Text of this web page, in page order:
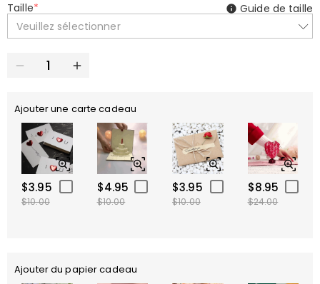
Taille*
Veuillez sélectionner
Guide de taille
Ajouter une carte cadeau
$3.95
$10.00
$4.95
$10.00
$3.95
$10.00
$8.95
$24.00
Ajouter du papier cadeau